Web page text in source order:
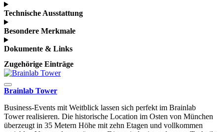
Technische Ausstattung
Besondere Merkmale
Dokumente & Links
Zugehörige Einträge
Brainlab Tower
Business-Events mit Weitblick lassen sich perfekt im Brainlab
Tower realisieren. Die historische Location im Osten von München
überzeugt in 35 Metern Höhe mit zehn Etagen und vollkommen